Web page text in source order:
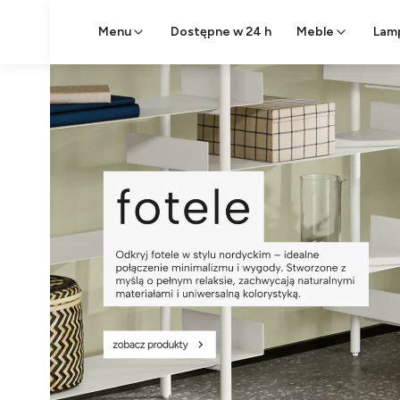
Menu Dostępne w 24 h Meble